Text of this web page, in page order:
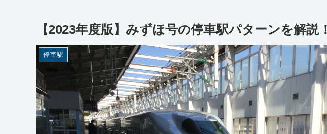
【2023年度版】みずほ号の停車駅パターンを解説！
停車駅